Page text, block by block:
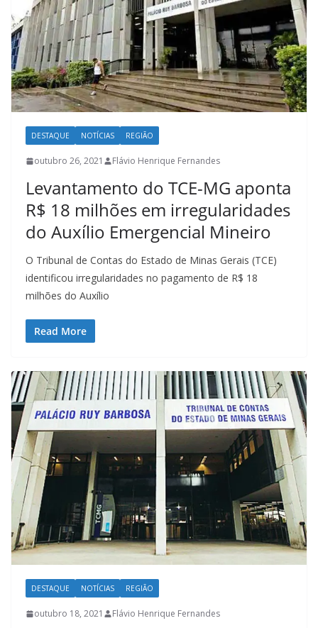
DESTAQUE NOTÍCIAS REGIÃO
outubro 26, 2021 Flávio Henrique Fernandes
Levantamento do TCE-MG aponta
R$ 18 milhões em irregularidades
do Auxílio Emergencial Mineiro
O Tribunal de Contas do Estado de Minas Gerais (TCE)
identificou irregularidades no pagamento de R$ 18
milhões do Auxílio
Read More
DESTAQUE NOTÍCIAS REGIÃO
outubro 18, 2021 Flávio Henrique Fernandes